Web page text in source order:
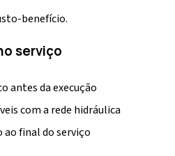
benefício.
serviço
antes da execução
com a rede hidráulica
final do serviço